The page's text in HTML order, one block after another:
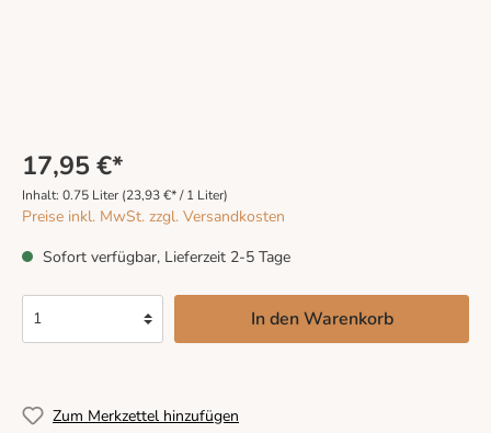
17,95 €*
Inhalt: 0.75 Liter (23,93 €* / 1 Liter)
Preise inkl. MwSt. zzgl. Versandkosten
Sofort verfügbar, Lieferzeit 2-5 Tage
In den Warenkorb
Zum Merkzettel hinzufügen